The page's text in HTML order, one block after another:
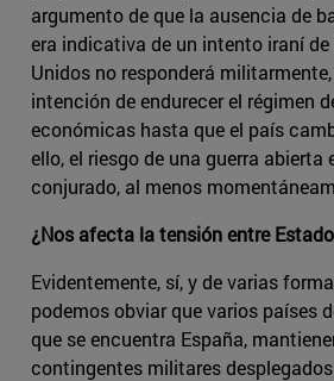
argumento de que la ausencia de
era indicativa de un intento iraní
Unidos no responderá
intención de endurecer el régimen
económicas hasta que el país
ello, el riesgo de una guerra abierta
conjurado, al menos
¿Nos afecta la tensión entre
Evidentemente, sí, y de varias
podemos obviar que varios países
que se encuentra España,
contingentes militares